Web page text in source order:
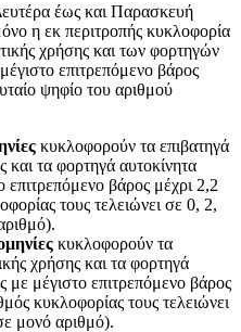
έως και Παρασκευή
η εκ περιτροπής κυκλοφορία
χρήσης και των φορτηγών
επιτρεπόμενο βάρος
ψηφίο του αριθμού
κυκλοφορούν τα επιβατηγά
και τα φορτηγά αυτοκίνητα
επιτρεπόμενο βάρος μέχρι 2,2
τους τελειώνει σε 0, 2,
κυκλοφορούν τα
χρήσης και τα φορτηγά
με μέγιστο επιτρεπόμενο βάρος
κυκλοφορίας τους τελειώνει
μονό αριθμό).